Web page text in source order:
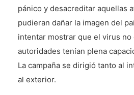
pánico y desacreditar aquellas
pudieran dañar la imagen del
intentar mostrar que el virus no
autoridades tenían plena
La campaña se dirigió tanto al
al exterior.